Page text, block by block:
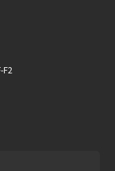
F2